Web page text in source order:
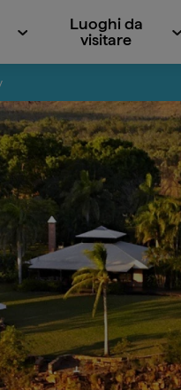
Luoghi da
visitare